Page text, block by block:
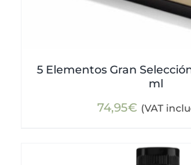
5 Elementos Gran
ml
74,95€ (VAT